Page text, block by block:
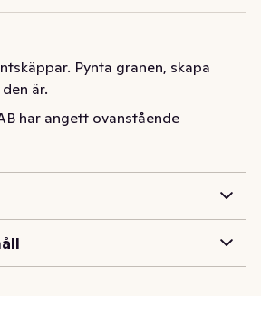
Pynta granen, skapa
är.
har angett ovanstående